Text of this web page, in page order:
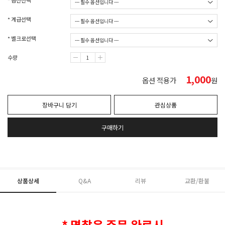
* 계급선택
* 벨크로선택
수량
옵션 적용가 1,000원
장바구니 담기 관심상품
구매하기
상품상세 Q&A 리뷰 교환/환불